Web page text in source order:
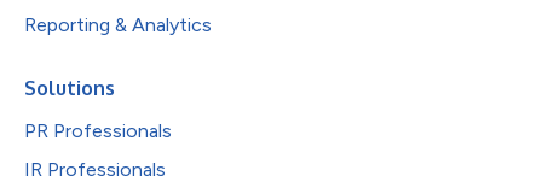
Reporting & Analytics
Solutions
PR Professionals
IR Professionals